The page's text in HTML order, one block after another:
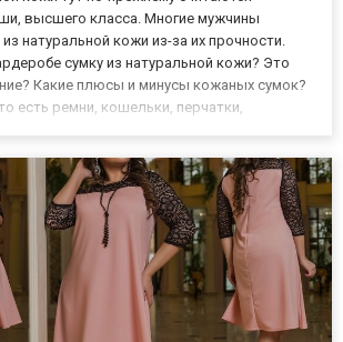
высшего класса. Многие мужчины
натуральной кожи из-за их прочности.
сумку из натуральной кожи? Это
Какие плюсы и минусы кожаных сумок?
есть ремни, кошельки, перчатки,